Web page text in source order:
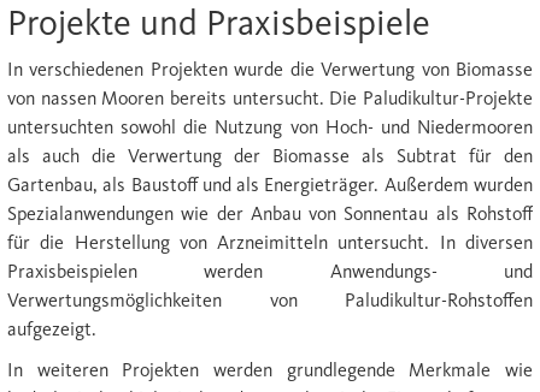
Projekte und Praxisbeispiele
In verschiedenen Projekten wurde die Verwertung von Biomasse
von nassen Mooren bereits untersucht. Die Paludikultur-Projekte
untersuchten sowohl die Nutzung von Hoch- und Niedermooren
als auch die Verwertung der Biomasse als Subtrat für den
Gartenbau, als Baustoff und als Energieträger. Außerdem wurden
Spezialanwendungen wie der Anbau von Sonnentau als Rohstoff
für die Herstellung von Arzneimitteln untersucht. In diversen
Praxisbeispielen werden Anwendungs- und
Verwertungsmöglichkeiten von Paludikultur-Rohstoffen
aufgezeigt.
In weiteren Projekten werden grundlegende Merkmale wie